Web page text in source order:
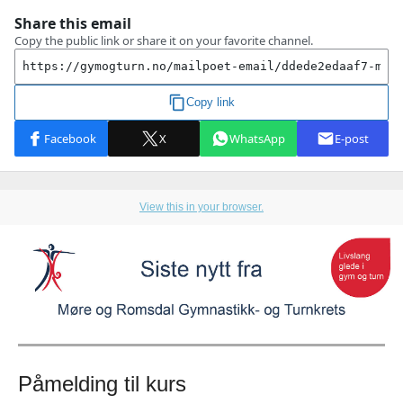
View this in your browser.
Påmelding til kurs